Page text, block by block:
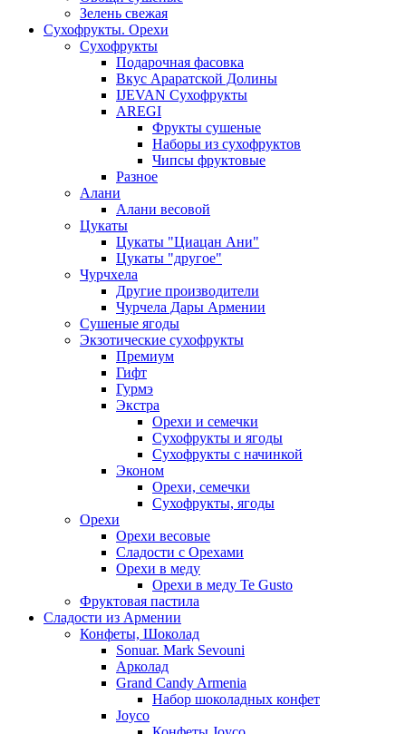
Зелень свежая
Сухофрукты. Орехи
Сухофрукты
Подарочная фасовка
Вкус Араратской Долины
IJEVAN Сухофрукты
AREGI
Фрукты сушеные
Наборы из сухофруктов
Чипсы фруктовые
Разное
Алани
Алани весовой
Цукаты
Цукаты "Циацан Ани"
Цукаты "другое"
Чурчхела
Другие производители
Чурчела Дары Армении
Сушеные ягоды
Экзотические сухофрукты
Премиум
Гифт
Гурмэ
Экстра
Орехи и семечки
Сухофрукты и ягоды
Сухофрукты с начинкой
Эконом
Орехи, семечки
Сухофрукты, ягоды
Орехи
Орехи весовые
Сладости с Орехами
Орехи в меду
Орехи в меду Te Gusto
Фруктовая пастила
Сладости из Армении
Конфеты, Шоколад
Sonuar. Mark Sevouni
Арколад
Grand Candy Armenia
Набор шоколадных конфет
Joyco